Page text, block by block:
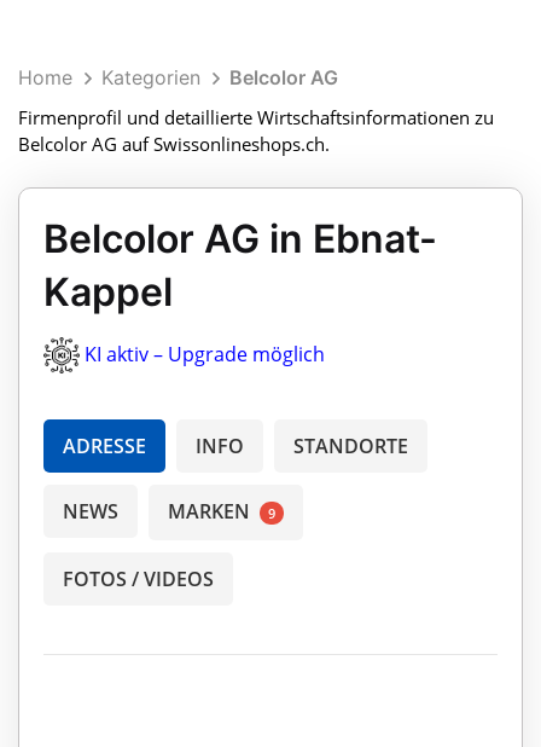
Home Kategorien
Belcolor AG
Firmenprofil und detaillierte Wirtschaftsinformationen zu
Belcolor AG auf Swissonlineshops.ch.
Belcolor AG in Ebnat-
Kappel
KI aktiv – Upgrade möglich
ADRESSE INFO STANDORTE
NEWS MARKEN 9
FOTOS / VIDEOS